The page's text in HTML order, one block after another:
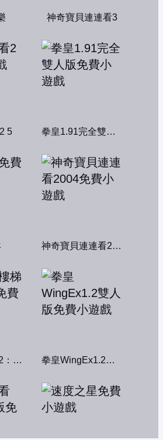
神奇寶貝連連看3
5 拳皇1.91完全雙人版
神奇寶貝連連看2004
小朋友下樓梯2：中文版 拳皇WingEx1.2雙人版